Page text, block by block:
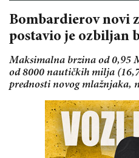
Bombardierov novi
postavio je ozbiljan
Maksimalna brzina od 0,95
od 8000 nautičkih milja
prednosti novog mlažnjaka,